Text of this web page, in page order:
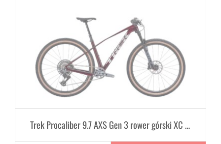
Trek Procaliber 9.7 AXS Gen 3 rower górski XC hardtail